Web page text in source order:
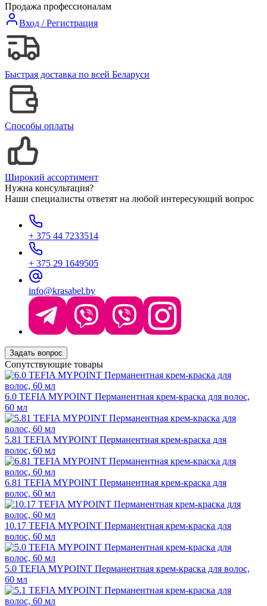
Продажа профессионалам
Вход / Регистрация
Быстрая доставка по всей Беларуси
Способы оплаты
Широкий ассортимент
Нужна консультация?
Наши специалисты ответят на любой интересующий вопрос
+ 375 44 7233514
+ 375 29 1649505
info@krasabel.by
Задать вопрос
Сопутствующие товары
6.0 TEFIA MYPOINT Перманентная крем-краска для волос,
60 мл
5.81 TEFIA MYPOINT Перманентная крем-краска для
волос, 60 мл
6.81 TEFIA MYPOINT Перманентная крем-краска для
волос, 60 мл
10.17 TEFIA MYPOINT Перманентная крем-краска для
волос, 60 мл
5.0 TEFIA MYPOINT Перманентная крем-краска для волос,
60 мл